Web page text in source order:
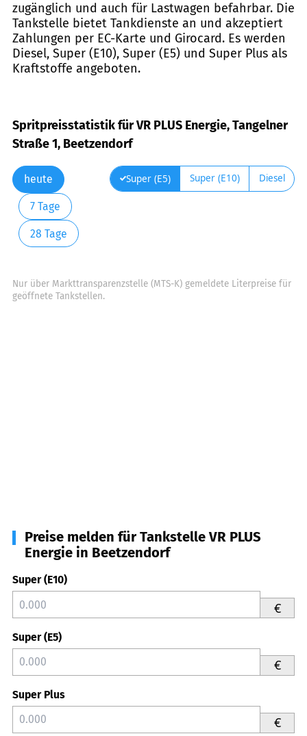
zugänglich und auch für Lastwagen befahrbar. Die
Tankstelle bietet Tankdienste an und akzeptiert
Zahlungen per EC-Karte und Girocard. Es werden
Diesel, Super (E10), Super (E5) und Super Plus als
Kraftstoffe angeboten.
Spritpreisstatistik für VR PLUS Energie, Tangelner
Straße 1, Beetzendorf
heute
7 Tage
28 Tage
Super (E5) Super (E10) Diesel
Nur über Markttransparenzstelle (MTS-K) gemeldete Literpreise für
geöffnete Tankstellen.
Preise melden für Tankstelle VR PLUS
Energie in Beetzendorf
Super (E10)
€
Super (E5)
€
Super Plus
€